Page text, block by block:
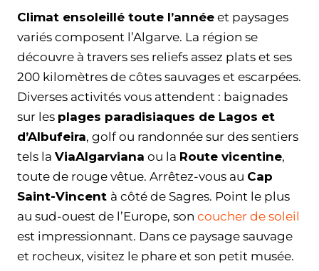
Climat ensoleillé toute l’année et paysages
variés composent l’Algarve. La région se
découvre à travers ses reliefs assez plats et ses
200 kilomètres de côtes sauvages et escarpées.
Diverses activités vous attendent : baignades
sur les plages paradisiaques de Lagos et
d’Albufeira, golf ou randonnée sur des sentiers
tels la ViaAlgarviana ou la Route vicentine,
toute de rouge vêtue. Arrêtez-vous au Cap
Saint-Vincent à côté de Sagres. Point le plus
au sud-ouest de l’Europe, son coucher de soleil
est impressionnant. Dans ce paysage sauvage
et rocheux, visitez le phare et son petit musée.